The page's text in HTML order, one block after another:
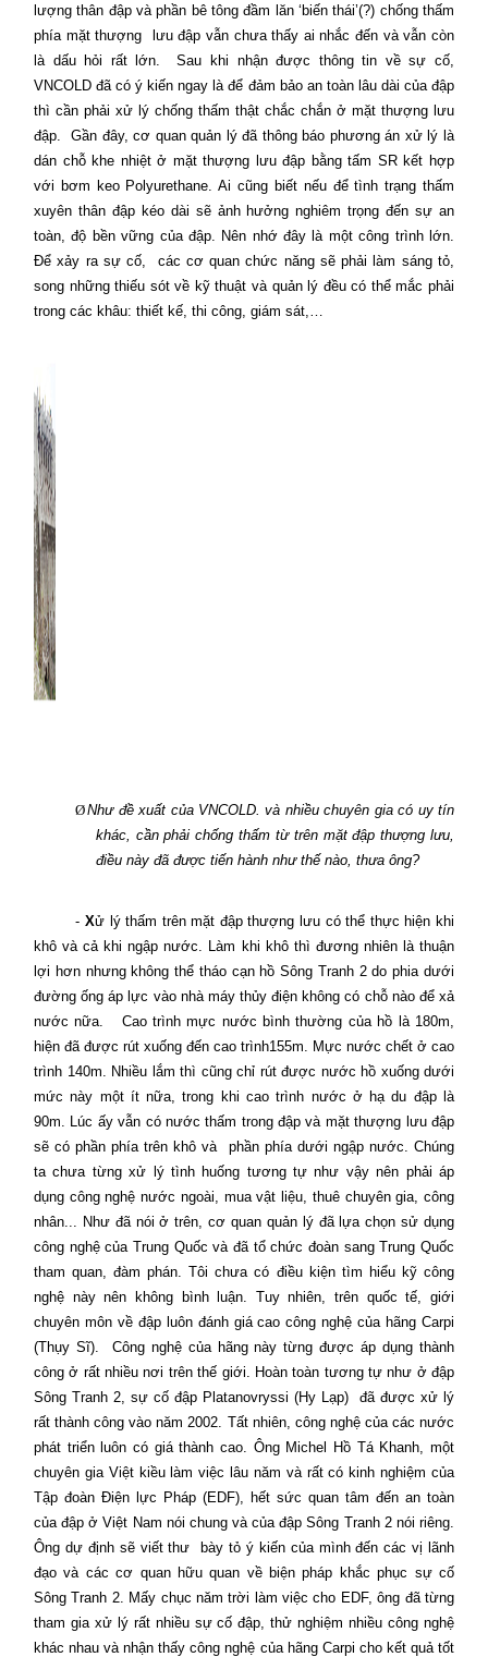
lượng thân đập và phần bê tông đầm lăn ‘biến thái’(?) chống thấm
phía mặt thượng
lưu đập vẫn chưa thấy ai nhắc đến và vẫn còn
là dấu hỏi rất lớn.
Sau khi nhận được thông tin về sự cố,
VNCOLD đã có ý kiến ngay là để đảm bảo an toàn lâu dài của đập
thì cần phải xử lý chống thấm thật chắc chắn ở mặt thượng lưu
đập.
Gần đây, cơ quan quản lý đã thông báo phương án xử lý là
dán chỗ khe nhiệt ở mặt thượng lưu đập bằng tấm SR kết hợp
với bơm keo Polyurethane. Ai cũng biết nếu để tình trạng thấm
xuyên thân đập kéo dài sẽ ảnh hưởng nghiêm trọng đến sự an
toàn, độ bền vững của đập. Nên nhớ đây là một công trình lớn.
Để xảy ra sự cố,
các cơ quan chức năng sẽ phải làm sáng tỏ,
song những thiếu sót về kỹ thuật và quản lý đều có thể mắc phải
trong các khâu: thiết kế, thi công, giám sát,…
ØNhư đề xuất của VNCOLD. và nhiều chuyên gia có uy tín
khác, cần phải chống thấm từ trên mặt đập thượng lưu,
điều này đã được tiến hành như thế nào, thưa ông?
- Xử lý thấm trên mặt đập thượng lưu có thể thực hiện khi
khô và cả khi ngập nước. Làm khi khô thì đương nhiên là thuận
lợi hơn nhưng không thể tháo cạn hồ Sông Tranh 2 do phia dưới
đường ống áp lực vào nhà máy thủy điện không có chỗ nào để xả
nước nữa.
Cao trình mực nước bình thường của hồ là 180m,
hiện đã được rút xuống đến cao trình155m. Mực nước chết ở cao
trình 140m. Nhiều lắm thì cũng chỉ rút được nước hồ xuống dưới
mức này một ít nữa, trong khi cao trình nước ở hạ du đập là
90m. Lúc ấy vẫn có nước thấm trong đập và mặt thượng lưu đập
sẽ có phần phía trên khô và
phần phía dưới ngập nước. Chúng
ta chưa từng xử lý tình huống tương tự như vậy nên phải áp
dụng công nghệ nước ngoài, mua vật liệu, thuê chuyên gia, công
nhân... Như đã nói ở trên, cơ quan quản lý đã lựa chọn sử dụng
công nghệ của Trung Quốc và đã tổ chức đoàn sang Trung Quốc
tham quan, đàm phán. Tôi chưa có điều kiện tìm hiểu kỹ công
nghệ này nên không bình luận. Tuy nhiên, trên quốc tế, giới
chuyên môn về đập luôn đánh giá cao công nghệ của hãng Carpi
(Thụy Sĩ).
Công nghệ của hãng này từng được áp dụng thành
công ở rất nhiều nơi trên thế giới. Hoàn toàn tương tự như ở đập
Sông Tranh 2, sự cố đập Platanovryssi (Hy Lạp)
đã được xử lý
rất thành công vào năm 2002. Tất nhiên, công nghệ của các nước
phát triển luôn có giá thành cao. Ông Michel Hồ Tá Khanh, một
chuyên gia Việt kiều làm việc lâu năm và rất có kinh nghiệm của
Tập đoàn Điện lực Pháp (EDF), hết sức quan tâm đến an toàn
của đập ở Việt Nam nói chung và của đập Sông Tranh 2 nói riêng.
Ông dự định sẽ viết thư
bày tỏ ý kiến của mình đến các vị lãnh
đạo và các cơ quan hữu quan về biện pháp khắc phục sự cố
Sông Tranh 2. Mấy chục năm trời làm việc cho EDF, ông đã từng
tham gia xử lý rất nhiều sự cố đập, thử nghiệm nhiều công nghệ
khác nhau và nhận thấy công nghệ của hãng Carpi cho kết quả tốt